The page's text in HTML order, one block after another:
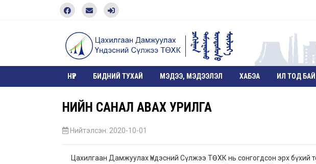
НҮҮР БИДНИЙ ТУХАЙ МЭДЭЭ, МЭДЭЭЛЭЛ ХАБЭА ИЛ ТОД
ҮНИЙН САНАЛ АВАХ УРИЛГА
Нийтэлсэн: 2020-10-01
Цахилгаан Дамжуулах Үндэсний Сүлжээ ТӨХК нь сонгогдсон эрх бүхий